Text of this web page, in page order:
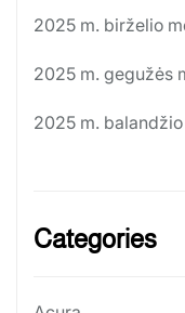
2025 m. birželio
2025 m. gegužės
2025 m. balandžio
Categories